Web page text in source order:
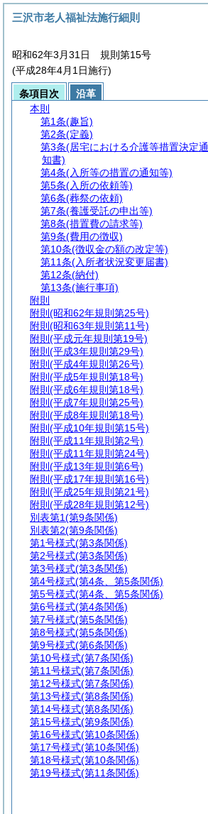
三沢市老人福祉法施行細則
昭和62年3月31日 規則第15号
(平成28年4月1日施行)
条項目次
沿革
本則
第1条(趣旨)
第2条(定義)
第3条(居宅における介護等措置決定通
知書)
第4条(入所等の措置の通知等)
第5条(入所の依頼等)
第6条(葬祭の依頼)
第7条(養護受託の申出等)
第8条(措置費の請求等)
第9条(費用の徴収)
第10条(徴収金の額の改定等)
第11条(入所者状況変更届書)
第12条(納付)
第13条(施行事項)
附則
附則 (昭和62年規則第25号)
附則 (昭和63年規則第11号)
附則 (平成元年規則第19号)
附則 (平成3年規則第29号)
附則 (平成4年規則第26号)
附則 (平成5年規則第18号)
附則 (平成6年規則第18号)
附則 (平成7年規則第25号)
附則 (平成8年規則第18号)
附則 (平成10年規則第15号)
附則 (平成11年規則第2号)
附則 (平成11年規則第24号)
附則 (平成13年規則第6号)
附則 (平成17年規則第16号)
附則 (平成25年規則第21号)
附則 (平成28年規則第12号)
別表第1(第9条関係)
別表第2(第9条関係)
第1号様式(第3条関係)
第2号様式(第3条関係)
第3号様式(第3条関係)
第4号様式(第4条、第5条関係)
第5号様式(第4条、第5条関係)
第6号様式(第4条関係)
第7号様式(第5条関係)
第8号様式(第5条関係)
第9号様式(第6条関係)
第10号様式(第7条関係)
第11号様式(第7条関係)
第12号様式(第7条関係)
第13号様式(第8条関係)
第14号様式(第8条関係)
第15号様式(第9条関係)
第16号様式(第10条関係)
第17号様式(第10条関係)
第18号様式(第10条関係)
第19号様式(第11条関係)